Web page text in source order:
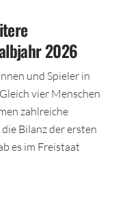
2026
und Spieler in
vier Menschen
zahlreiche
Bilanz der ersten
es im Freistaat